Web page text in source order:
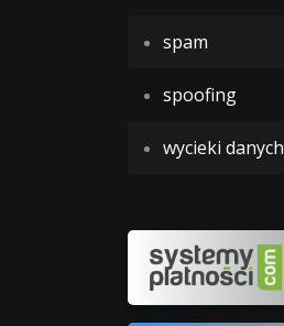
spam
spoofing
wycieki danych